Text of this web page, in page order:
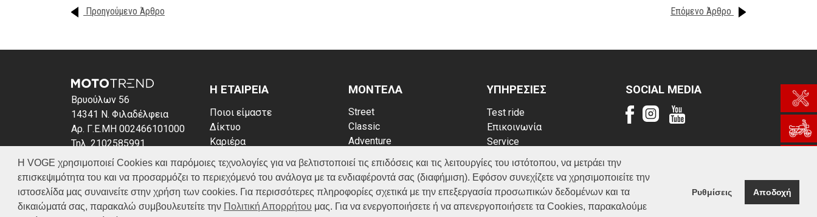
Η VOGE χρησιμοποιεί Cookies και παρόμοιες τεχνολογίες για να βελτιστοποιεί τις επιδόσεις και τις λειτουργίες του ιστότοπου, να μετράει την
επισκεψιμότητα του και να προσαρμόζει το περιεχόμενό του ανάλογα με τα ενδιαφέροντά σας (διαφήμιση). Εφόσον συνεχίζετε να χρησιμοποιείτε την
ιστοσελίδα μας συναινείτε στην χρήση των cookies. Για περισσότερες πληροφορίες σχετικά με την επεξεργασία προσωπικών δεδομένων και τα
δικαιώματά σας, παρακαλώ συμβουλευτείτε την Πολιτική Απορρήτου μας. Για να ενεργοποιήσετε ή να απενεργοποιήσετε τα Cookies, παρακαλούμε
Ρυθμίσεις Αποδοχή
Προηγούμενο Άρθρο Επόμενο Άρθρο
Βρυούλων 56
14341 Ν. Φιλαδέλφεια
Αρ. Γ.Ε.ΜΗ 002466101000
Τηλ. 2102585991
E-mail: info@voge.gr
Η ΕΤΑΙΡΕΙΑ
Ποιοι είμαστε
Δίκτυο
Καριέρα
Πολιτική απορρήτου
Πολιτική Cookies
ΜΟΝΤΕΛΑ
Street
Classic
Adventure
ATV (Loncin)
ΥΠΗΡΕΣΙΕΣ
Test ride
Επικοινωνία
Service
Κατάλογος
FAQ
SOCIAL MEDIA